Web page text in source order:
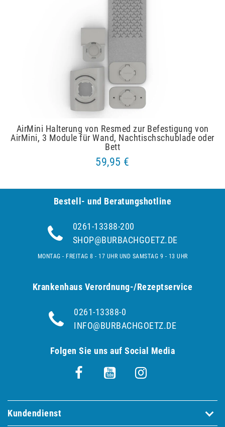
AirMini Halterung von Resmed zur Befestigung von
AirMini, 3 Module für Wand, Nachtischschublade oder
Bett
59,95 €
Bestell- und Be­ra­tungs­hot­line
0261-13388-200
SHOP@BURBACHGOETZ.DE
MONTAG - FREITAG 8 - 17 UHR UND SAMSTAG 9 - 13 UHR
Krankenhaus Verordnung-/Rezeptservice
0261-13388-0
INFO@BURBACHGOETZ.DE
Folgen Sie uns auf Social Media
Kundendienst